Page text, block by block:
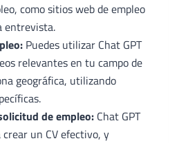
como sitios web de empleo
entrevista.
Puedes utilizar Chat GPT
relevantes en tu campo de
geográfica, utilizando
de empleo: Chat GPT
un CV efectivo, y